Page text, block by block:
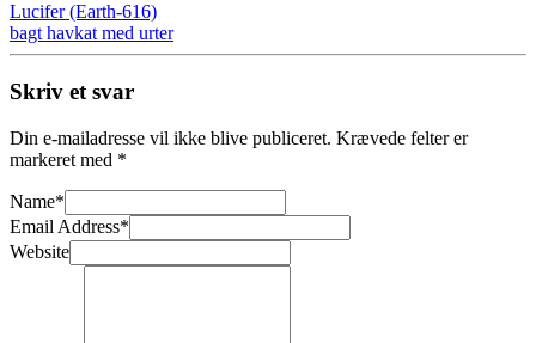
Lucifer (Earth-616)
bagt havkat med urter
Skriv et svar
Din e-mailadresse vil ikke blive publiceret. Krævede felter er
markeret med *
Name*
Email Address*
Website